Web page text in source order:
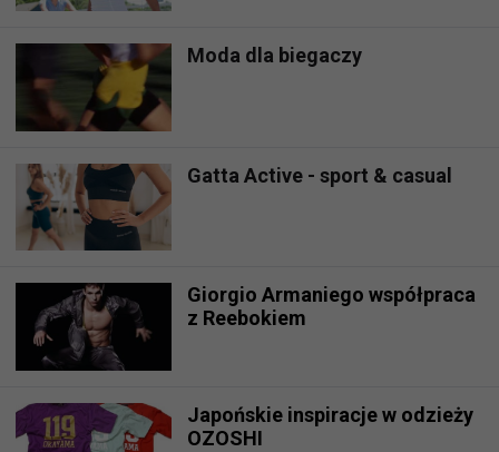
Moda dla biegaczy
Gatta Active - sport & casual
Giorgio Armaniego współpraca
z Reebokiem
Japońskie inspiracje w odzieży
OZOSHI